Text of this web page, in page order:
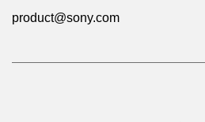
product@sony.com